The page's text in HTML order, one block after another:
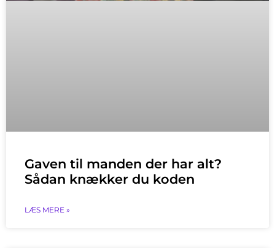
Gaven til manden der har alt?
Sådan knækker du koden
LÆS MERE »